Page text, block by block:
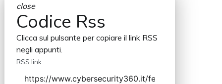
close
Codice Rss
Clicca sul pulsante per copiare il link RSS
negli appunti.
RSS link